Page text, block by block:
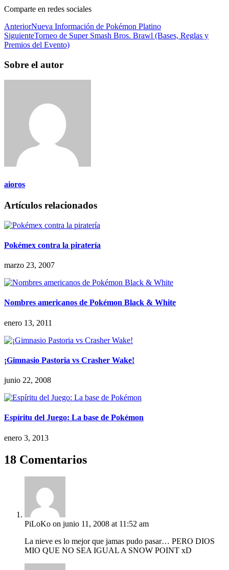
Comparte en redes sociales
AnteriorNueva Información de Pokémon Platino
SiguienteTorneo de Super Smash Bros. Brawl (Bases, Reglas y
Premios del Evento)
Sobre el autor
aioros
Artículos relacionados
Pokémex contra la piratería
marzo 23, 2007
Nombres americanos de Pokémon Black & White
enero 13, 2011
¡Gimnasio Pastoria vs Crasher Wake!
junio 22, 2008
Espíritu del Juego: La base de Pokémon
enero 3, 2013
18 Comentarios
PiLoKo on junio 11, 2008 at 11:52 am
La nieve es lo mejor que jamas pudo pasar… PERO DIOS
MIO QUE NO SEA IGUAL A SNOW POINT xD